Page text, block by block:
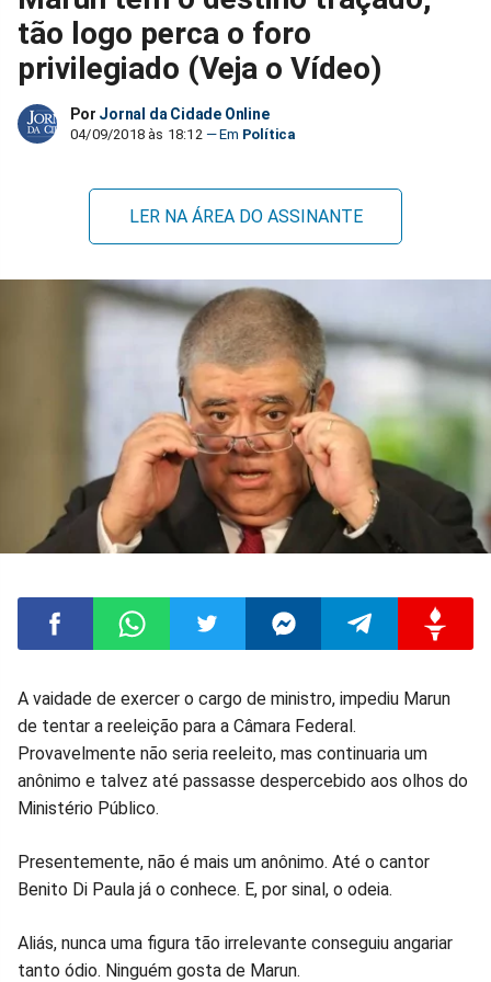
tão logo perca o foro
privilegiado (Veja o Vídeo)
Por Jornal da Cidade Online
04/09/2018 às 18:12 Política
LER NA ÁREA DO ASSINANTE
Compartilhar
no
Facebook
Compartilhar
no
Whatsapp
Compartilhar
no
Compartilhar
no
Compartilhar
no
no
A vaidade de exercer o cargo de ministro, impediu Marun
de tentar a reeleição para a Câmara Federal.
Provavelmente não seria reeleito, mas continuaria um
anônimo e talvez até passasse despercebido aos olhos do
Ministério Público.
Presentemente, não é mais um anônimo. Até o cantor
Benito Di Paula já o conhece. E, por sinal, o odeia.
Aliás, nunca uma figura tão irrelevante conseguiu angariar
tanto ódio. Ninguém gosta de Marun.